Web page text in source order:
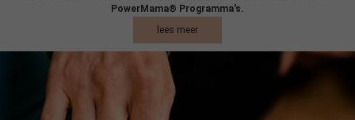
PowerMama® Programma's.
lees meer